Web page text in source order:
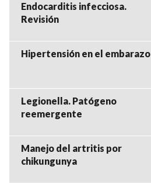
Endocarditis infecciosa.
Revisión
Hipertensión en el embarazo
Legionella. Patógeno
reemergente
Manejo del artritis por
chikungunya